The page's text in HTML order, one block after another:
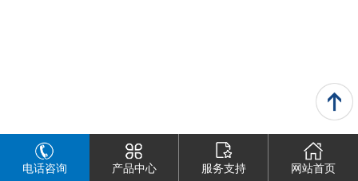
电话咨询 产品中心 服务支持 网站首页